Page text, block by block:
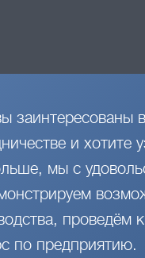
заинтересованы
и хотите
мы с
проведём
по предприятию.